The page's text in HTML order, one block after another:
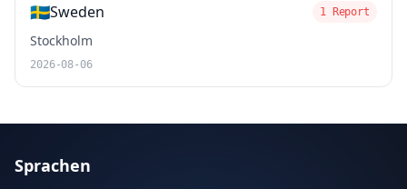
🇸🇪Sweden 1 Report
Stockholm
2026-08-06
Sprachen